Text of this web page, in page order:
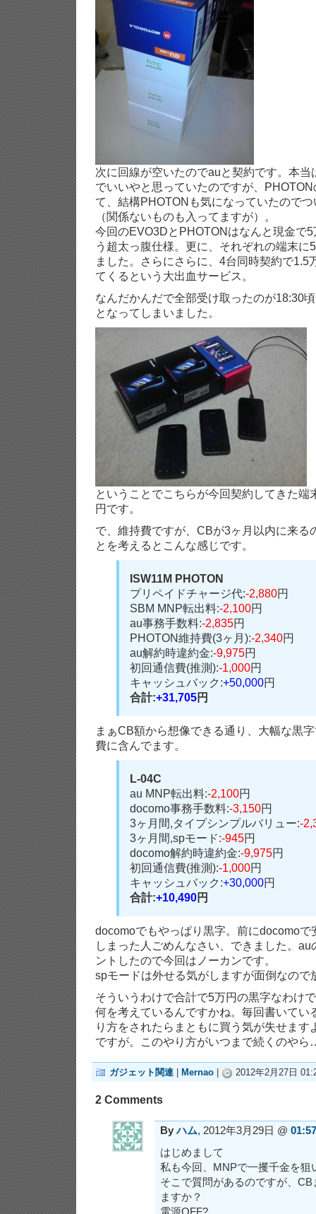
次に回線が空いたのでauと契約です。本
でいいやと思っていたのですが、
て、結構PHOTONも気になっていたので
（関係ないものも入ってますが）。
今回のEVO3DとPHOTONはなんと現金で
う超太っ腹仕様。更に、それぞれの端末
ました。さらにさらに、4台同時契約で1.5
てくるという大出血サービス。
なんだかんだで全部受け取ったのが18:30
となってしまいました。
ということでこちらが今回契約してきた端
円です。
で、維持費ですが、CBが3ヶ月以内に来る
とを考えるとこんな感じです。
ISW11M PHOTON
プリペイドチャージ代:-2,880円
SBM MNP転出料:-2,100円
au事務手数料:-2,835円
PHOTON維持費(3ヶ月):-2,340円
au解約時違約金:-9,975円
初回通信費(推測):-1,000円
キャッシュバック:+50,000円
合計:+31,705円
まぁCB額から想像できる通り、大幅な黒
費に含んでます。
L-04C
au MNP転出料:-2,100円
docomo事務手数料:-3,150円
3ヶ月間,タイプシンプルバリュー:-
3ヶ月間,spモード:-945円
docomo解約時違約金:-9,975円
初回通信費(推測):-1,000円
キャッシュバック:+30,000円
合計:+10,490円
docomoでもやっぱり黒字。前にdocomo
しまった人ごめんなさい、できました。au
ントしたので今回はノーカンです。
spモードは外せる気がしますが面倒なので
そういうわけで合計で5万円の黒字なわけ
何を考えているんですかね。毎回書いてい
り方をされたらまともに買う気が失せます
ですが。このやり方がいつまで続くのや
ガジェット関連 Mernao 2012年2月27日
2 Comments
Byハム, 2012年3月29日 @ 01:57
はじめまして
私も今回、MNPで一攫千金を狙
そこで質問があるのですが、
ますか？